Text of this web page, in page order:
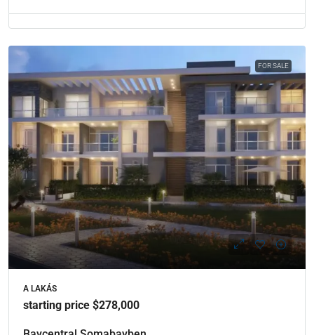
FOR SALE
A LAKÁS
starting price $278,000